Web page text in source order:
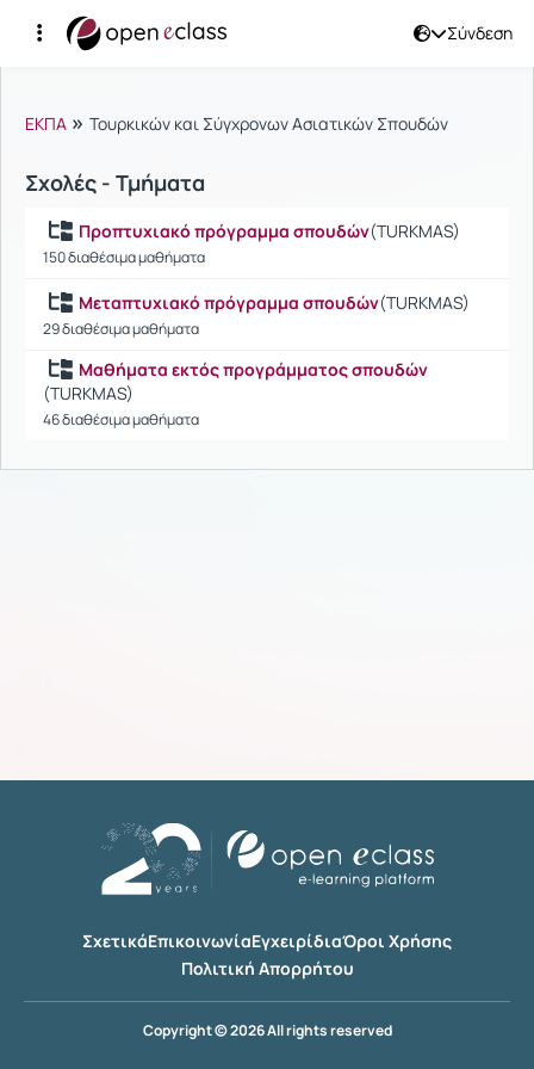
Σύνδεση
Μαθήματα
ΕΚΠΑ » Τουρκικών και Σύγχρονων Ασιατικών Σπουδών
Σχολές - Τμήματα
Προπτυχιακό πρόγραμμα σπουδών(TURKMAS)
150 διαθέσιμα μαθήματα
Μεταπτυχιακό πρόγραμμα σπουδών(TURKMAS)
29 διαθέσιμα μαθήματα
Μαθήματα εκτός προγράμματος σπουδών
(TURKMAS)
46 διαθέσιμα μαθήματα
ΣχετικάΕπικοινωνίαΕγχειρίδιαΌροι Χρήσης
Πολιτική Απορρήτου
Copyright © 2026 All rights reserved